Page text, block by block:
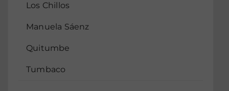
Los Chillos
Manuela Sáenz
Quitumbe
Tumbaco